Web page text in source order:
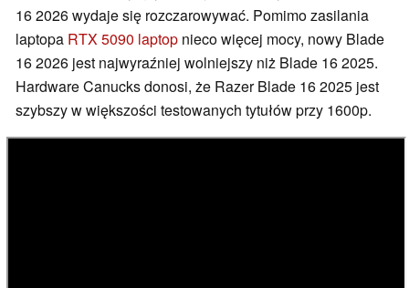
16 2026 wydaje się rozczarowywać. Pomimo zasilania
laptopa RTX 5090 laptop nieco więcej mocy, nowy Blade
16 2026 jest najwyraźniej wolniejszy niż Blade 16 2025.
Hardware Canucks donosi, że Razer Blade 16 2025 jest
szybszy w większości testowanych tytułów przy 1600p.